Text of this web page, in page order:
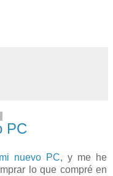
PC
mi nuevo PC, y me he
lo que compré en